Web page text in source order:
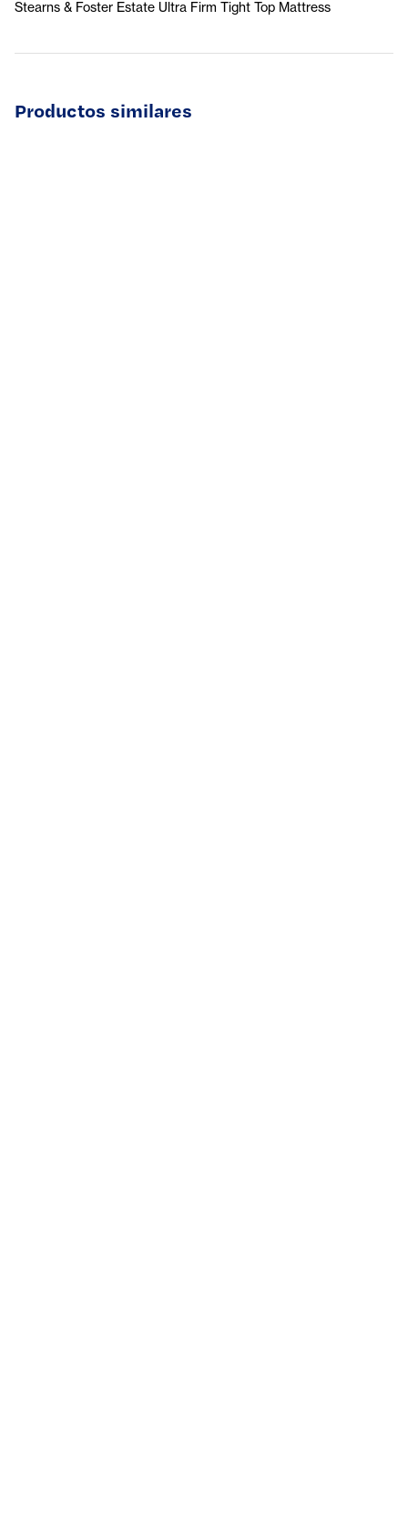
Stearns & Foster Estate Ultra Firm Tight Top Mattress
Productos similares